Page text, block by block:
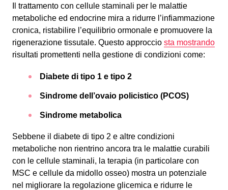
Il trattamento con cellule staminali per le malattie
metaboliche ed endocrine mira a ridurre l’infiammazione
cronica, ristabilire l’equilibrio ormonale e promuovere la
rigenerazione tissutale. Questo approccio sta mostrando
risultati promettenti nella gestione di condizioni come:
Diabete di tipo 1 e tipo 2
Sindrome dell’ovaio policistico (PCOS)
Sindrome metabolica
Sebbene il diabete di tipo 2 e altre condizioni
metaboliche non rientrino ancora tra le malattie curabili
con le cellule staminali, la terapia (in particolare con
MSC e cellule da midollo osseo) mostra un potenziale
nel migliorare la regolazione glicemica e ridurre le